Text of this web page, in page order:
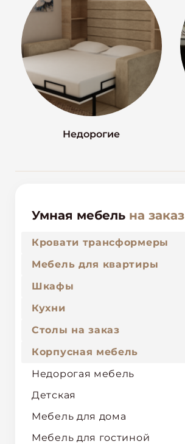
Недорогие
Умная мебель на заказ
Кровати трансформеры
Мебель для квартиры
Шкафы
Кухни
Столы на заказ
Корпусная мебель
Недорогая мебель
Детская
Мебель для дома
Мебель для гостиной